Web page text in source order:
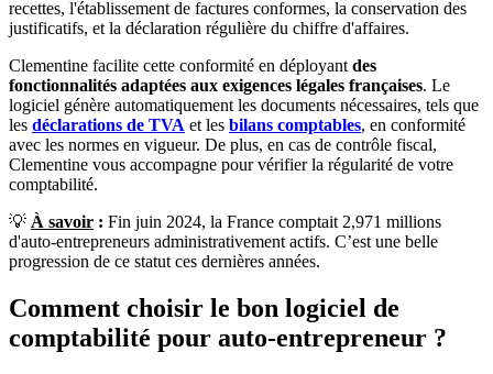
recettes, l'établissement de factures conformes, la conservation des
justificatifs, et la déclaration régulière du chiffre d'affaires.
Clementine facilite cette conformité en déployant des
fonctionnalités adaptées aux exigences légales françaises. Le
logiciel génère automatiquement les documents nécessaires, tels que
les déclarations de TVA et les bilans comptables, en conformité
avec les normes en vigueur. De plus, en cas de contrôle fiscal,
Clementine vous accompagne pour vérifier la régularité de votre
comptabilité.
💡 À savoir : Fin juin 2024, la France comptait 2,971 millions
d'auto-entrepreneurs administrativement actifs. C’est une belle
progression de ce statut ces dernières années.
Comment choisir le bon logiciel de
comptabilité pour auto-entrepreneur ?